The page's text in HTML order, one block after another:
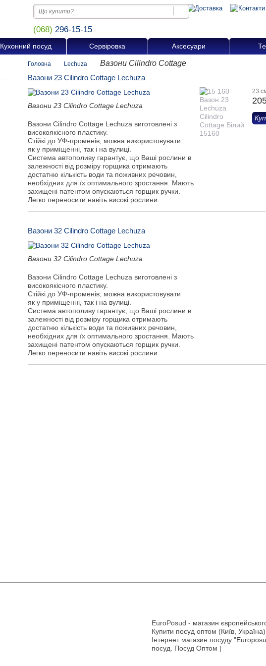
(068) 296-15-15
Кухонний посуд Сервіровка Аксесуари
Головна Lechuza
Вазони Cilindro Cottage
Вазони 23 Cilindro Cottage Lechuza
Вазони 23 Cilindro Cottage Lechuza
Вазони Cilindro Cottage Lechuza виготовлені з
високоякісного пластику.
Стійкі до УФ-променів, можна використовувати
як у приміщенні, так і на вулиці.
Система автополиву гарантує, що Ваші рослини в
залежності від розміру горщика отримають
достатню кількість води та поживних речовин,
необхідних для їх оптимального зростання. Мають
захищені патентом опускаються горщик ручки.
Легко переносити навіть високі рослини.
23
Вазони 32 Cilindro Cottage Lechuza
Вазони 32 Cilindro Cottage Lechuza
Вазони Cilindro Cottage Lechuza виготовлені з
високоякісного пластику.
Стійкі до УФ-променів, можна використовувати
як у приміщенні, так і на вулиці.
Система автополиву гарантує, що Ваші рослини в
залежності від розміру горщика отримають
достатню кількість води та поживних речовин,
необхідних для їх оптимального зростання. Мають
захищені патентом опускаються горщик ручки.
Легко переносити навіть високі рослини.
EuroPosud - магазин
Купити посуд оптом (Київ, Україна).
Інтернет магазин посуду
посуд. Посуд Оптом |